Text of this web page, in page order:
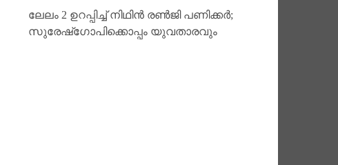
ലേലം 2 ഉറപ്പിച്ച് നിഥിന്‍ രണ്‍ജി പണിക്കര്‍;
സുരേഷ്‌ഗോപിക്കൊപ്പം യുവതാരവും